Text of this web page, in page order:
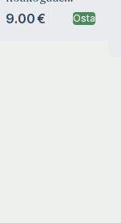
kirjandust
9.00 € Osta